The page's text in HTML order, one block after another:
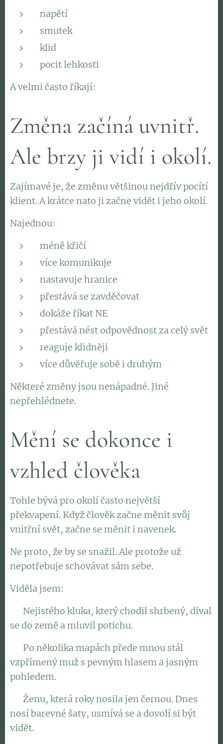
napětí
smutek
klid
pocit lehkosti
A velmi často říkají: 👉
Změna začíná uvnitř.
Ale brzy ji vidí i okolí.
Zajímavé je, že změnu většinou nejdřív pocítí
klient. A krátce nato ji začne vidět i jeho okolí.
Najednou:
méně křičí
více komunikuje
nastavuje hranice
přestává se zavděčovat
dokáže říkat NE
přestává nést odpovědnost za celý svět
reaguje klidněji
více důvěřuje sobě i druhým
Některé změny jsou nenápadné. Jiné
nepřehlédnete.
Mění se dokonce i
vzhled člověka
Tohle bývá pro okolí často největší
překvapení. Když člověk začne měnit svůj
vnitřní svět, začne se měnit i navenek.
Ne proto, že by se snažil. Ale protože už
nepotřebuje schovávat sám sebe.
Viděla jsem:
👉 Nejistého kluka, který chodil shrbený, díval
se do země a mluvil potichu.
👉 Po několika mapách přede mnou stál
vzpřímený muž s pevným hlasem a jasným
pohledem.
👉 Ženu, která roky nosila jen černou. Dnes
nosí barevné šaty, usmívá se a dovolí si být
vidět.